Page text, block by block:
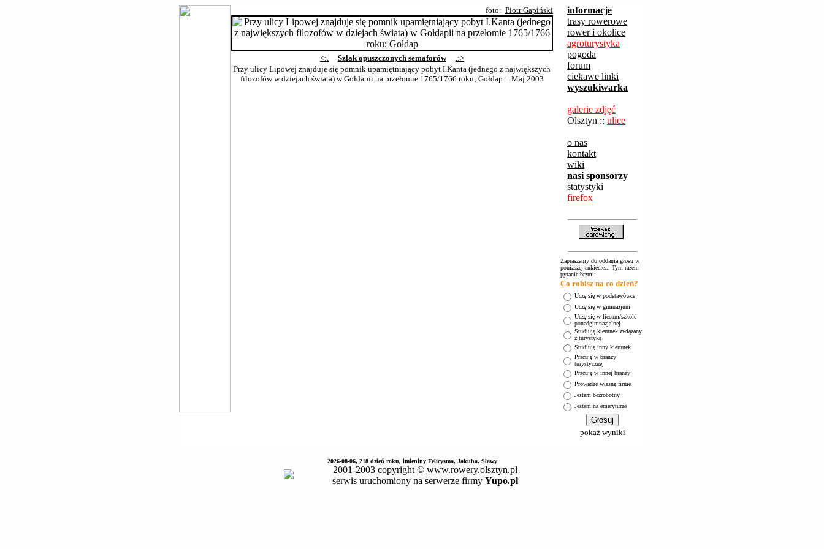
foto: Piotr Gapiński
<:. Szlak opuszczonych semaforów
.:>
Przy ulicy Lipowej znajduje się pomnik upamiętniający pobyt I.Kanta (jednego z największych
filozofów w dziejach świata) w Gołdapii na przełomie 1765/1766 roku; Gołdap :: Maj 2003
informacje
trasy rowerowe
rower i okolice
agroturystyka
pogoda
forum
ciekawe linki
wyszukiwarka
galerie zdjęć
Olsztyn :: ulice
o nas
kontakt
wiki
nasi sponsorzy
statystyki
firefox
Zapraszamy do oddania głosu w
poniższej ankiecie... Tym razem
pytanie brzmi:
Co robisz na co dzień?
Uczę się w podstawówce
Uczę się w gimnazjum
Uczę się w liceum/szkole
ponadgimnazjalnej
Studiuję kierunek związany
z turystyką
Studiuję inny kierunek
Pracuję w branży
turystycznej
Pracuję w innej branży
Prowadzę własną firmę
Jestem bezrobotny
Jestem na emeryturze
pokaż wyniki
2026-08-06, 218 dzień roku, imieniny Felicysma, Jakuba, Sławy
2001-2003 copyright © www.rowery.olsztyn.pl
serwis uruchomiony na serwerze firmy Yupo.pl